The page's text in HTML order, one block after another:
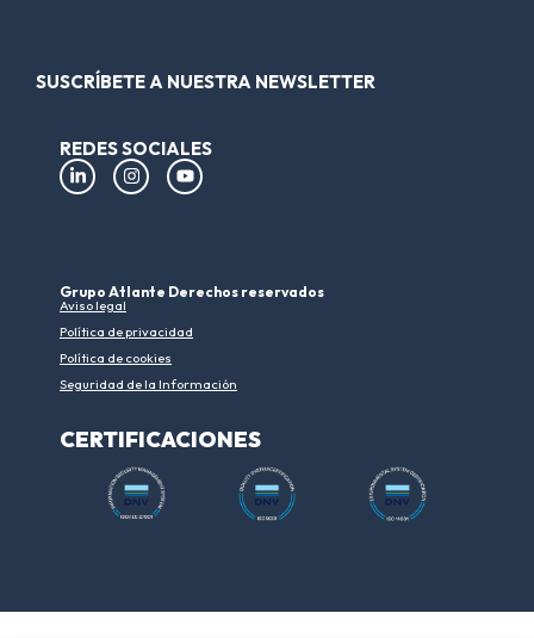
SUSCRÍBETE A NUESTRA NEWSLETTER
REDES SOCIALES
Grupo Atlante Derechos reservados
Aviso legal
Política de privacidad
Política de cookies
Seguridad de la Información
CERTIFICACIONES